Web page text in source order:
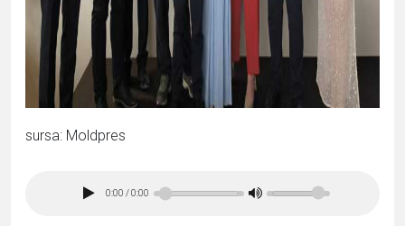
sursa: Moldpres
0:00 /0:00